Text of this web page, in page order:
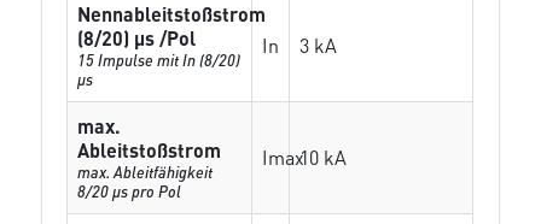
Nennableitstoßstrom
(8/20) µs /Pol
15 Impulse mit In (8/20)
µs
In 3 kA
max.
Ableitstoßstrom
max. Ableitfähigkeit
8/20 µs pro Pol
Imax10 kA